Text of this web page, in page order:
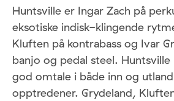
Huntsville er Ingar Zach på
eksotiske indisk-klingende
Kluften på kontrabass og Ivar
banjo og pedal steel.
god omtale i både inn og
opptredener. Grydeland,